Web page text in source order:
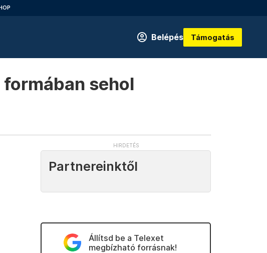
Belépés Támogatás
sehol
Partnereinktől
Állítsd be a Telexet
megbízható forrásnak!